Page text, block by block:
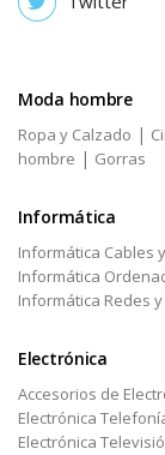
Moda hombre
Ropa y Calzado |
hombre | Gorras
Informática
Informática Cables
Informática
Informática Redes
Electrónica
Accesorios de
Electrónica
Electrónica